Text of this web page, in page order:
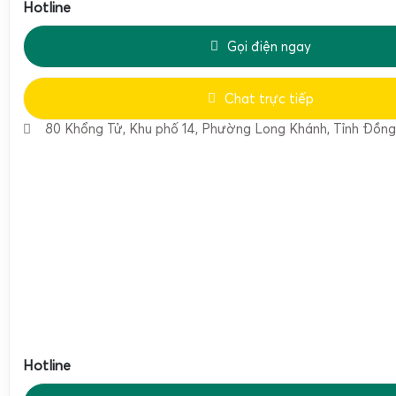
Hotline
Gọi điện ngay
Chat trực tiếp
80 Khổng Tử, Khu phố 14, Phường Long Khánh, Tỉnh
Hotline